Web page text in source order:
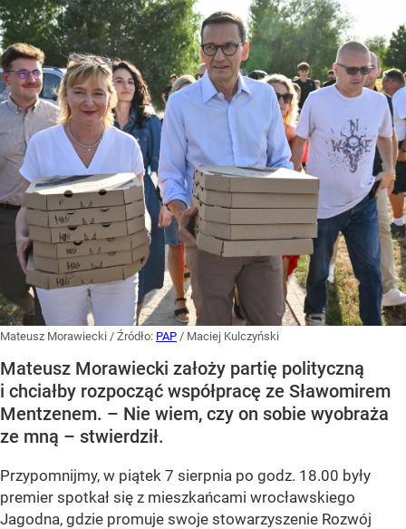
Mateusz Morawiecki / Źródło: PAP / Maciej Kulczyński
Mateusz Morawiecki założy partię polityczną
i chciałby rozpocząć współpracę ze Sławomirem
Mentzenem. – Nie wiem, czy on sobie wyobraża
ze mną – stwierdził.
Przypomnijmy, w piątek 7 sierpnia po godz. 18.00 były
premier spotkał się z mieszkańcami wrocławskiego
Jagodna, gdzie promuje swoje stowarzyszenie Rozwój